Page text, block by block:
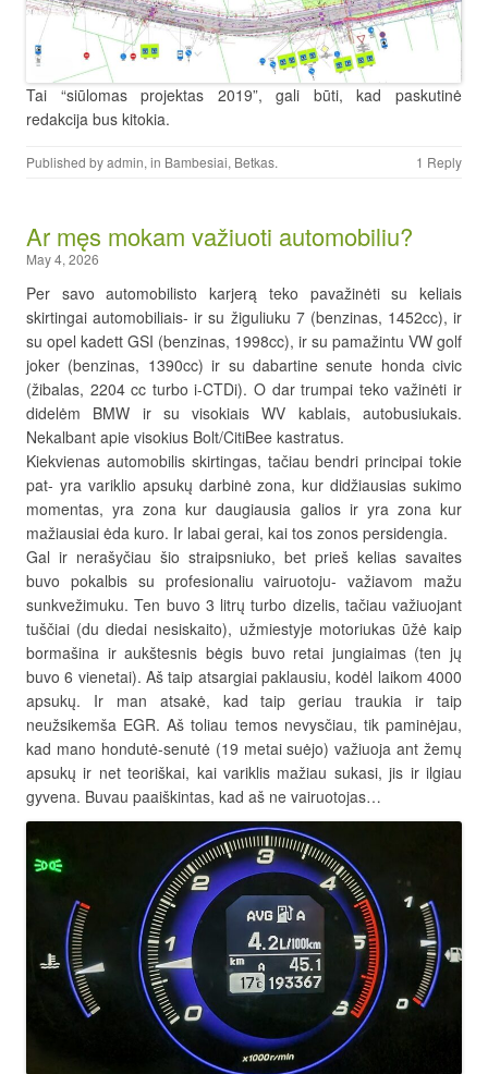
Tai “siūlomas projektas 2019”, gali būti, kad paskutinė
redakcija bus kitokia.
Published byadmin, in Bambesiai, Betkas. 1 Reply
Ar męs mokam važiuoti automobiliu?
May 4, 2026
Per savo automobilisto karjerą teko pavažinėti su keliais
skirtingai automobiliais- ir su žiguliuku 7 (benzinas, 1452cc), ir
su opel kadett GSI (benzinas, 1998cc), ir su pamažintu VW golf
joker (benzinas, 1390cc) ir su dabartine senute honda civic
(žibalas, 2204 cc turbo i-CTDi). O dar trumpai teko važinėti ir
didelėm BMW ir su visokiais WV kablais, autobusiukais.
Nekalbant apie visokius Bolt/CitiBee kastratus.
Kiekvienas automobilis skirtingas, tačiau bendri principai tokie
pat- yra variklio apsukų darbinė zona, kur didžiausias sukimo
momentas, yra zona kur daugiausia galios ir yra zona kur
mažiausiai ėda kuro. Ir labai gerai, kai tos zonos persidengia.
Gal ir nerašyčiau šio straipsniuko, bet prieš kelias savaites
buvo pokalbis su profesionaliu vairuotoju- važiavom mažu
sunkvežimuku. Ten buvo 3 litrų turbo dizelis, tačiau važiuojant
tuščiai (du diedai nesiskaito), užmiestyje motoriukas ūžė kaip
bormašina ir aukštesnis bėgis buvo retai jungiaimas (ten jų
buvo 6 vienetai). Aš taip atsargiai paklausiu, kodėl laikom 4000
apsukų. Ir man atsakė, kad taip geriau traukia ir taip
neužsikemša EGR. Aš toliau temos nevysčiau, tik paminėjau,
kad mano hondutė-senutė (19 metai suėjo) važiuoja ant žemų
apsukų ir net teoriškai, kai variklis mažiau sukasi, jis ir ilgiau
gyvena. Buvau paaiškintas, kad aš ne vairuotojas…